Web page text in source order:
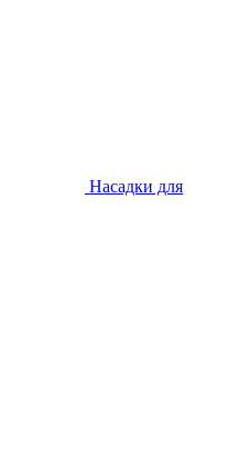
Насадки для